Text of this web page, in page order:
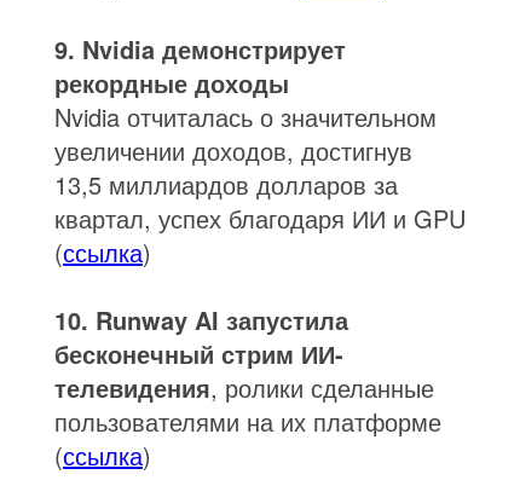
9. Nvidia демонстрирует
рекордные доходы
Nvidia отчиталась о значительном
увеличении доходов, достигнув
13,5 миллиардов долларов за
квартал, успех благодаря ИИ и GPU
(ссылка)
10. Runway AI запустила
бесконечный стрим ИИ-
телевидения, ролики сделанные
пользователями на их платформе
(ссылка)